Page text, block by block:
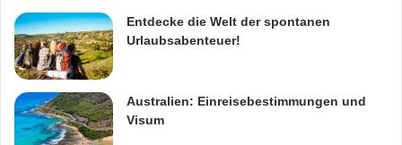
Entdecke die Welt der spontanen
Urlaubsabenteuer!
Australien: Einreisebestimmungen und
Visum